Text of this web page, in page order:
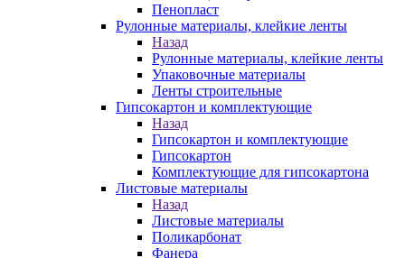
Пенопласт
Рулонные материалы, клейкие ленты
Назад
Рулонные материалы, клейкие ленты
Упаковочные материалы
Ленты строительные
Гипсокартон и комплектующие
Назад
Гипсокартон и комплектующие
Гипсокартон
Комплектующие для гипсокартона
Листовые материалы
Назад
Листовые материалы
Поликарбонат
Фанера